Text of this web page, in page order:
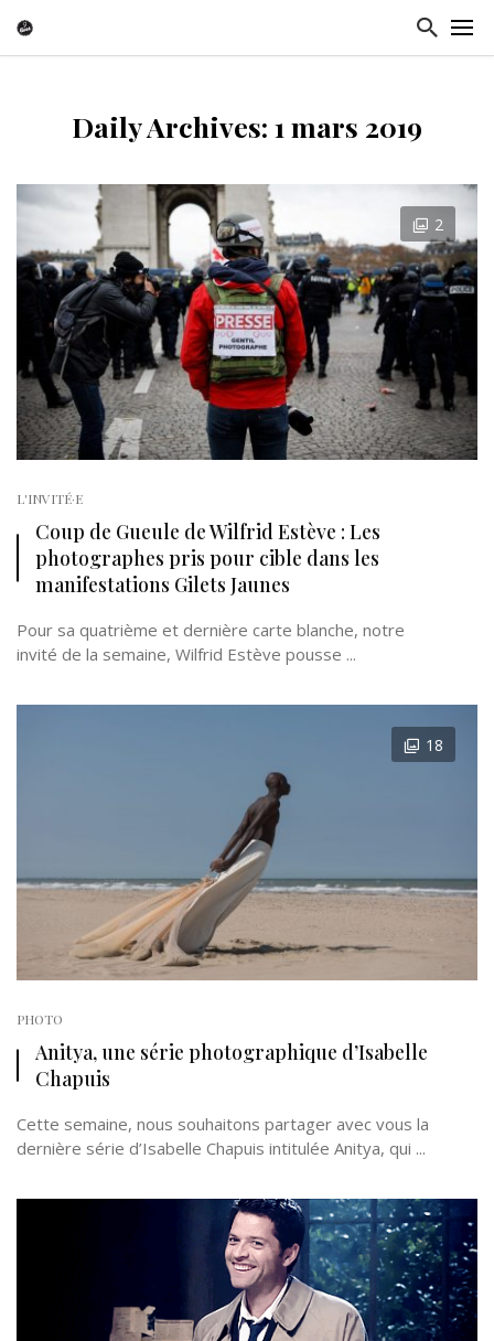
Daily Archives: 1 mars 2019
2
L'INVITÉ·E
Coup de Gueule de Wilfrid Estève : Les
photographes pris pour cible dans les
manifestations Gilets Jaunes
Pour sa quatrième et dernière carte blanche, notre
invité de la semaine, Wilfrid Estève pousse ...
18
PHOTO
Anitya, une série photographique d’Isabelle
Chapuis
Cette semaine, nous souhaitons partager avec vous la
dernière série d’Isabelle Chapuis intitulée Anitya, qui ...